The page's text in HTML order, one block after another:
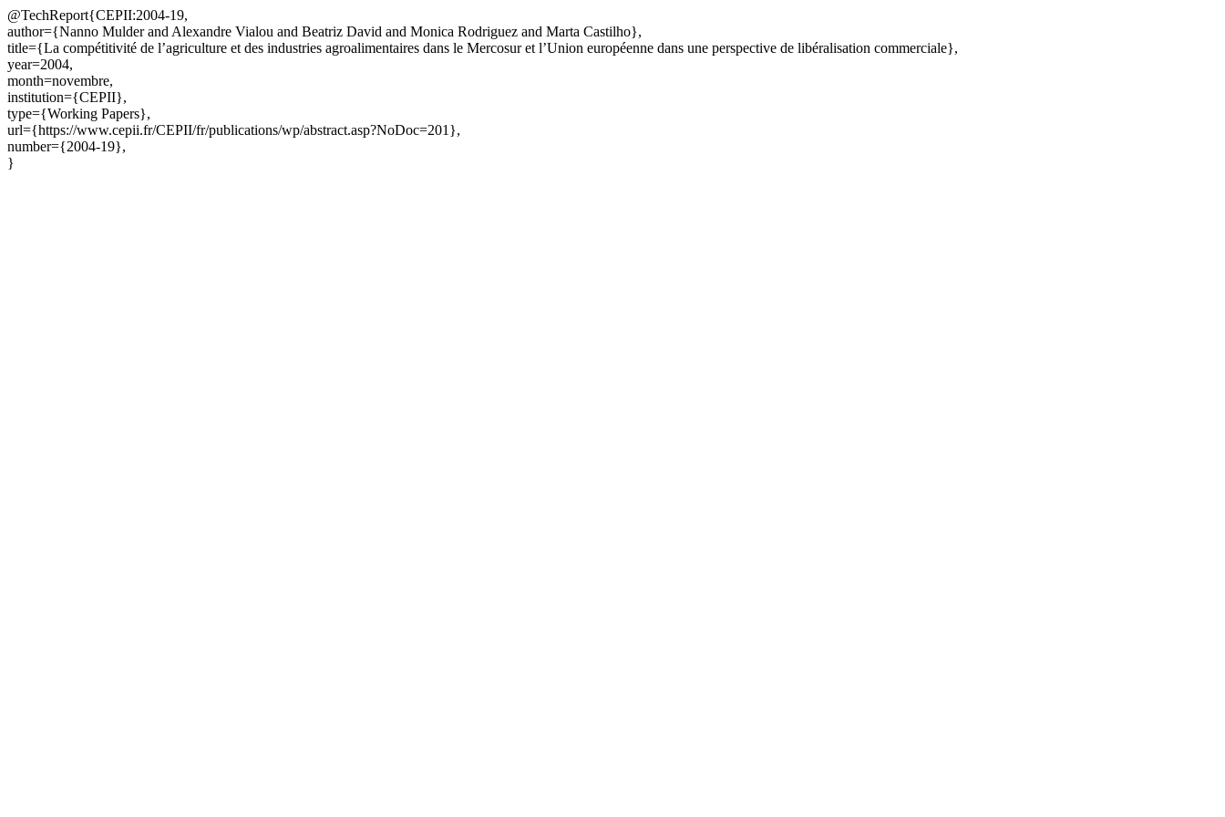
@TechReport{CEPII:2004-19,
author={Nanno Mulder and Alexandre Vialou and Beatriz David and Monica Rodriguez and Marta Castilho},
title={La compétitivité de l’agriculture et des industries agroalimentaires dans le Mercosur et l’Union européenne dans une perspective de libéralisation commerciale},
year=2004,
month=novembre,
institution={CEPII},
type={Working Papers},
url={https://www.cepii.fr/CEPII/fr/publications/wp/abstract.asp?NoDoc=201},
number={2004-19},
}